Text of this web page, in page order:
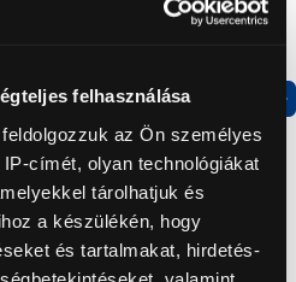
felhasználása
feldolgozzuk az Ön személyes
címét, olyan technológiákat
tárolhatjuk és
a készülékén, hogy
és tartalmakat, hirdetés-
Termék adatlap
Gorenje N619EAXL4
Alulfagyasztós
kombinált hűtőszekrény